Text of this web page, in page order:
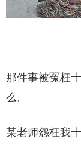
那件事被冤枉
么。
某老师怨枉我